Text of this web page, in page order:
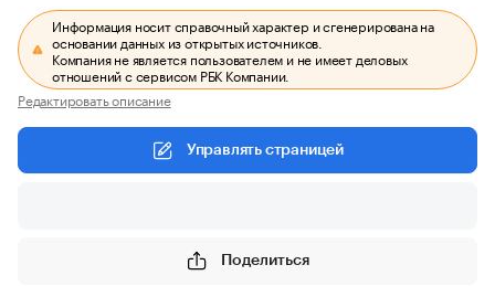
Информация носит справочный характер и сгенерирована на
основании данных из открытых источников.
Компания не является пользователем и не имеет деловых
отношений с сервисом РБК Компании.
Редактировать описание
Управлять страницей
Поделиться